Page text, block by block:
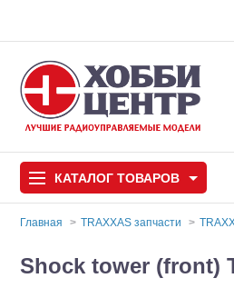
КАТАЛОГ ТОВАРОВ
Автомодели
Главная TRAXXAS запчасти
Shock tower (front)